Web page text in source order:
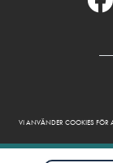
VI ANVÄNDER COOKIES FÖR